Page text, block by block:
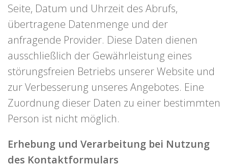
Seite, Datum und Uhrzeit des Abrufs,
übertragene Datenmenge und der
anfragende Provider. Diese Daten dienen
ausschließlich der Gewährleistung eines
störungsfreien Betriebs unserer Website und
zur Verbesserung unseres Angebotes. Eine
Zuordnung dieser Daten zu einer bestimmten
Person ist nicht möglich.
Erhebung und Verarbeitung bei Nutzung
des Kontaktformulars